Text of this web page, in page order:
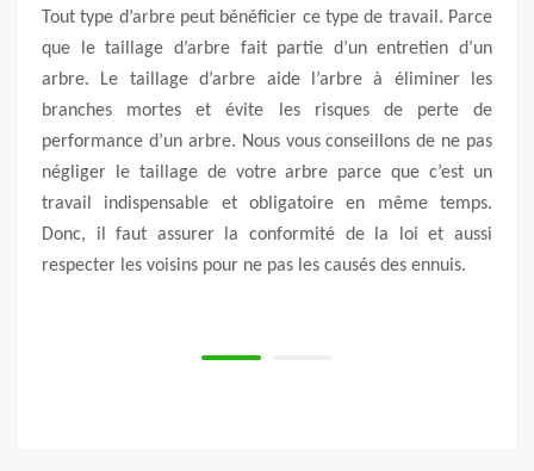
Tout type d’arbre peut bénéficier ce type de travail. Parce
que le taillage d’arbre fait partie d’un entretien d’un
arbre. Le taillage d’arbre aide l’arbre à éliminer les
branches mortes et évite les risques de perte de
performance d’un arbre. Nous vous conseillons de ne pas
négliger le taillage de votre arbre parce que c’est un
travail indispensable et obligatoire en même temps.
Donc, il faut assurer la conformité de la loi et aussi
respecter les voisins pour ne pas les causés des ennuis.